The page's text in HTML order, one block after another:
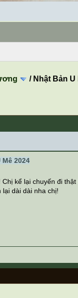
/ Nhật Bản U
Mê 2024
Chị kể lại chuyến đi
lại dài dài nha chị!